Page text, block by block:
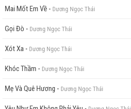
Mai Mốt Em Về - Dương Ngọc Thái
Gọi Đò - Dương Ngọc Thái
Xót Xa - Dương Ngọc Thái
Khóc Thầm - Dương Ngọc Thái
Mẹ Và Quê Hương - Dương Ngọc Thái